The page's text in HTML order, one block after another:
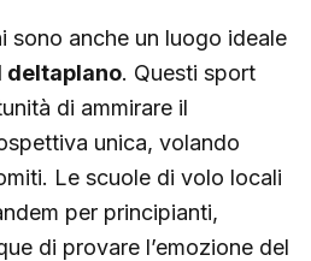
sono anche un luogo ideale
deltaplano. Questi sport
di ammirare il
unica, volando
Le scuole di volo locali
per principianti,
di provare l’emozione del